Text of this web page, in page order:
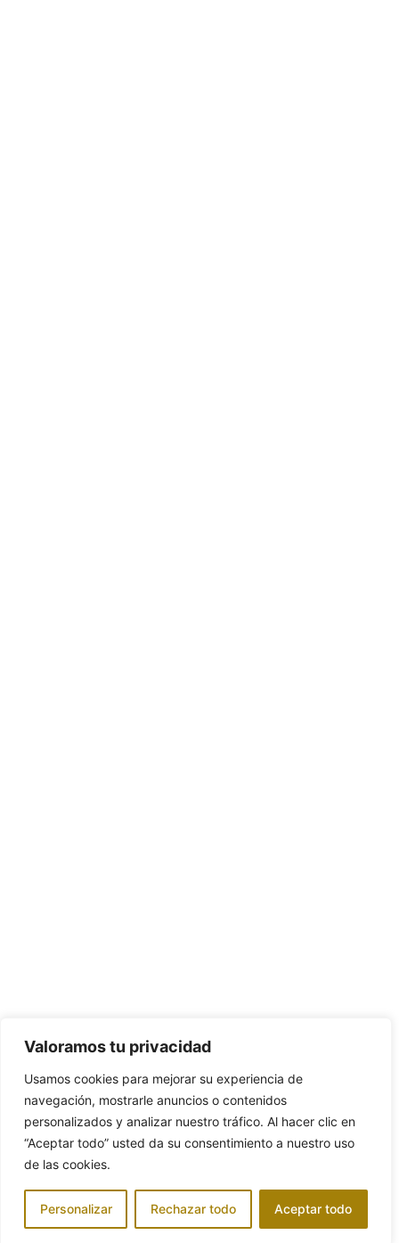
Valoramos tu privacidad
Usamos cookies para mejorar su experiencia de
navegación, mostrarle anuncios o contenidos
personalizados y analizar nuestro tráfico. Al hacer clic en
“Aceptar todo” usted da su consentimiento a nuestro uso
de las cookies.
Personalizar Rechazar todo Aceptar todo